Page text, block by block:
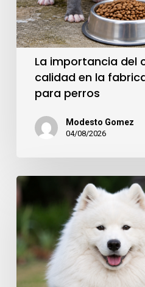
La importancia del
calidad en la
para perros
Modesto Gomez
04/08/2026